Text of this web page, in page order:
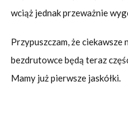
wciąż jednak przeważnie
Przypuszczam, że ciekawsze
bezdrutowce będą teraz
Mamy już pierwsze jaskółki.